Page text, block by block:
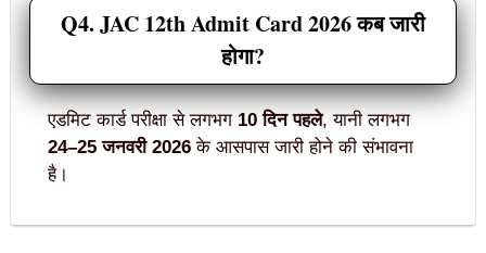
Q4. JAC 12th Admit Card 2026 कब जारी
होगा?
एडमिट कार्ड परीक्षा से लगभग 10 दिन पहले, यानी लगभग
24–25 जनवरी 2026 के आसपास जारी होने की संभावना
है।